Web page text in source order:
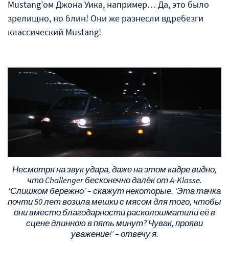
Mustang’ом Джона Уика, например… Да, это было
зрелищно, но блин! Они же разнесли вдребезги
классический Mustang!
Несмотря на звук удара, даже на этом кадре видно,
что Challenger бесконечно далёк от A-Klasse.
‘Слишком бережно’ – скажут некоторые. ‘Эта тачка
почти 50 лет возила мешки с мясом для того, чтобы
они вместо благодарности расколошматили её в
сцене длинною в пять минут? Чувак, прояви
уважение!’ – отвечу я.